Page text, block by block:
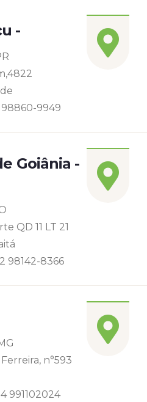
-
98860-9949
Goiânia -
QD 11 LT 21
98142-8366
n°593
991102024